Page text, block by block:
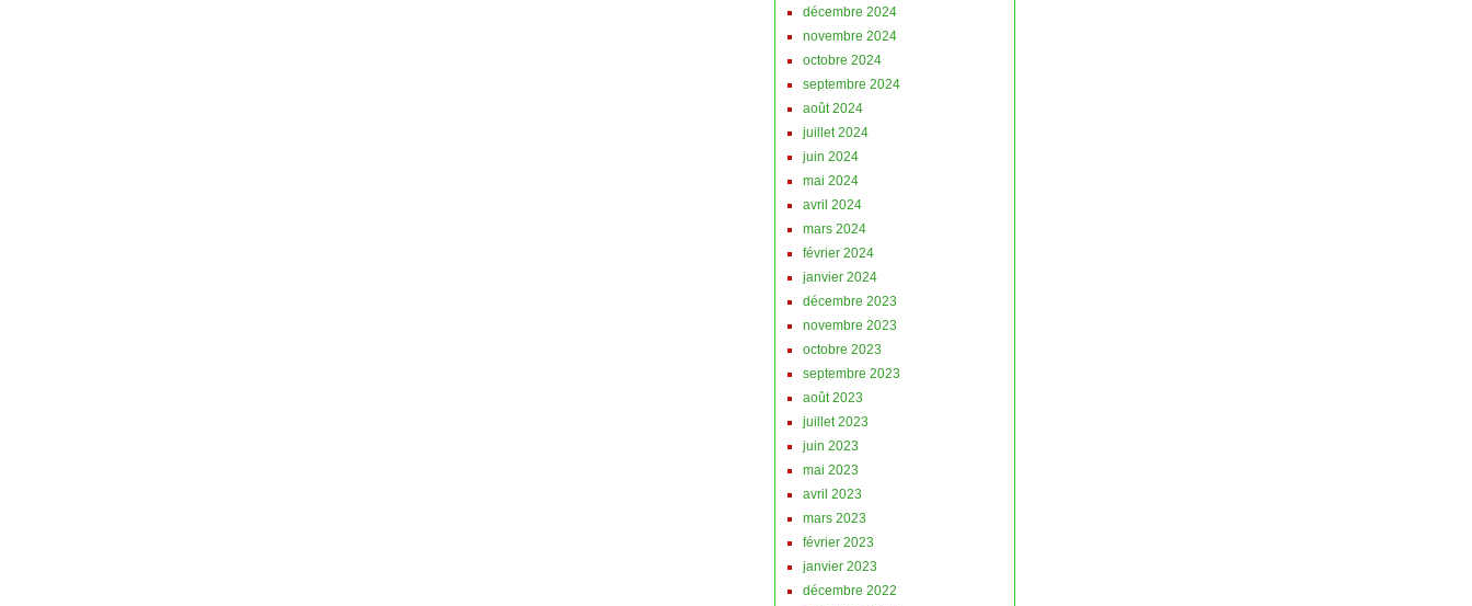
décembre 2024
novembre 2024
octobre 2024
septembre 2024
août 2024
juillet 2024
juin 2024
mai 2024
avril 2024
mars 2024
février 2024
janvier 2024
décembre 2023
novembre 2023
octobre 2023
septembre 2023
août 2023
juillet 2023
juin 2023
mai 2023
avril 2023
mars 2023
février 2023
janvier 2023
décembre 2022